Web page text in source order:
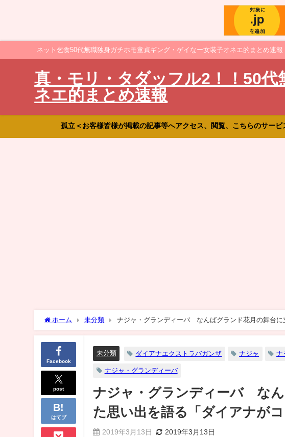
ネット乞食50代無職独身ガチホモ童貞ギング・ゲイなー女装子オネエ的まとめ速
真・モリ・タダッフル2！！50
ネエ的まとめ速報
孤立＜お客様皆様が掲載の記事等へアクセス、閲覧、こちらのサー
ホーム 未分類 ナジャ・グランディーバ なんばグランド花月の舞台
Facebook
post
はてブ
未分類 ダイアナエクストラバガンザ ナジャ ナ
ナジャ・グランディーバ
ナジャ・グランディーバ な
た思い出を語る「ダイアナが
2019年3月13日 2019年3月13日